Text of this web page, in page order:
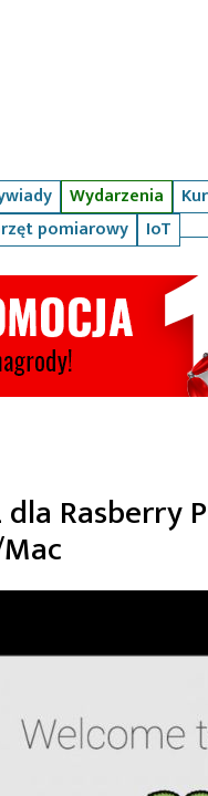
Wydarzenia
pomiarowy
IoT
dla Rasberry